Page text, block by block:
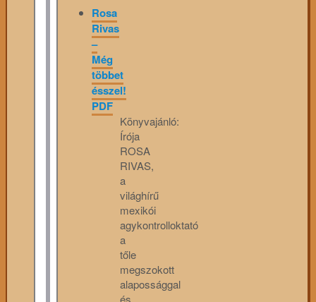
Rosa
Rivas
–
Még
többet
ésszel!
PDF
Könyvajánló:
Írója
ROSA
RIVAS,
a
világhírű
mexikói
agykontrolloktató
a
tőle
megszokott
alapossággal
és